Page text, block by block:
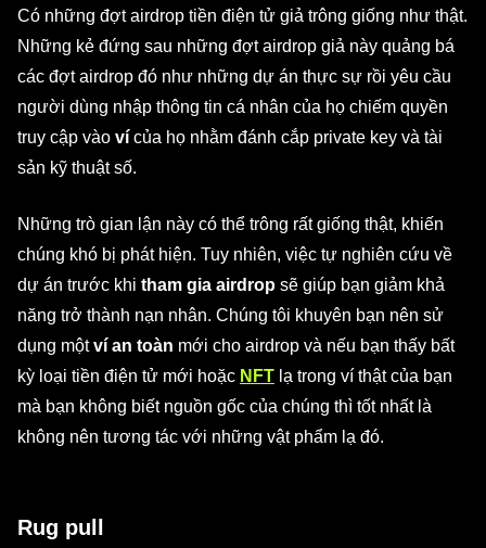
Có những đợt airdrop tiền điện tử giả trông giống như thật.
Những kẻ đứng sau những đợt airdrop giả này quảng bá
các đợt airdrop đó như những dự án thực sự rồi yêu cầu
người dùng nhập thông tin cá nhân của họ chiếm quyền
truy cập vào ví của họ nhằm đánh cắp private key và tài
sản kỹ thuật số.
Những trò gian lận này có thể trông rất giống thật, khiến
chúng khó bị phát hiện. Tuy nhiên, việc tự nghiên cứu về
dự án trước khi tham gia airdrop sẽ giúp bạn giảm khả
năng trở thành nạn nhân. Chúng tôi khuyên bạn nên sử
dụng mộtví an toàn mới cho airdrop và nếu bạn thấy bất
kỳ loại tiền điện tử mới hoặc NFT lạ trong ví thật của bạn
mà bạn không biết nguồn gốc của chúng thì tốt nhất là
không nên tương tác với những vật phẩm lạ đó.
Rug pull